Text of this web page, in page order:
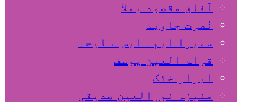
آفاق مقصود بھلا
نُصرت جاوید
سمیرا ایم۔ ایس۔سایحہ
قراۃ العین یوسف
ابرار خٹک
منیزہ نورالعین صدیقی